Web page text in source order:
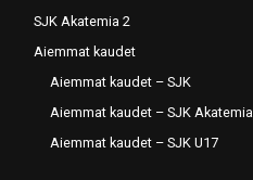
SJK Akatemia 2
Aiemmat kaudet
Aiemmat kaudet – SJK
Aiemmat kaudet – SJK Akatemia
Aiemmat kaudet – SJK U17